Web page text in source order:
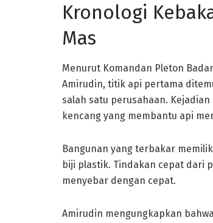
Kronologi
Mas
Menurut Komandan Pleton
Amirudin, titik api pertama
salah satu perusahaan.
kencang yang membantu api
Bangunan yang terbakar
biji plastik. Tindakan cepat dari
menyebar dengan cepat.
Amirudin mengungkapkan